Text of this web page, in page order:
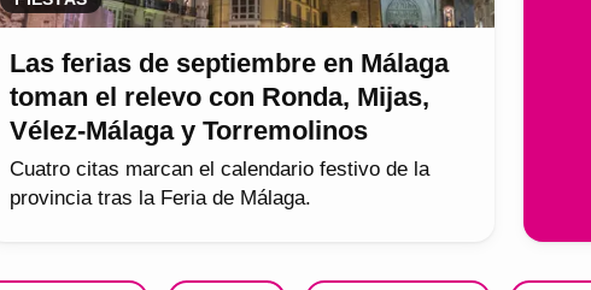
Las ferias de septiembre en Málaga
toman el relevo con Ronda, Mijas,
Vélez-Málaga y Torremolinos
Cuatro citas marcan el calendario festivo de la
provincia tras la Feria de Málaga.